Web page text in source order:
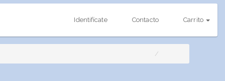
Identifícate Contacto Carrito